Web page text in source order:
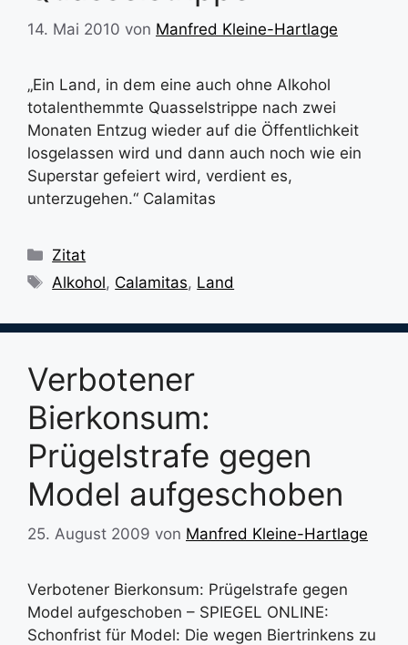
14. Mai 2010 von Manfred Kleine-Hartlage
„Ein Land, in dem eine auch ohne Alkohol
totalenthemmte Quasselstrippe nach zwei
Monaten Entzug wieder auf die Öffentlichkeit
losgelassen wird und dann auch noch wie ein
Superstar gefeiert wird, verdient es,
unterzugehen.“ Calamitas
Kategorien
Zitat
Schlagwörter
Alkohol, Calamitas, Land
Verbotener
Bierkonsum:
Prügelstrafe gegen
Model aufgeschoben
25. August 2009 von Manfred Kleine-Hartlage
Verbotener Bierkonsum: Prügelstrafe gegen
Model aufgeschoben – SPIEGEL ONLINE:
Schonfrist für Model: Die wegen Biertrinkens zu